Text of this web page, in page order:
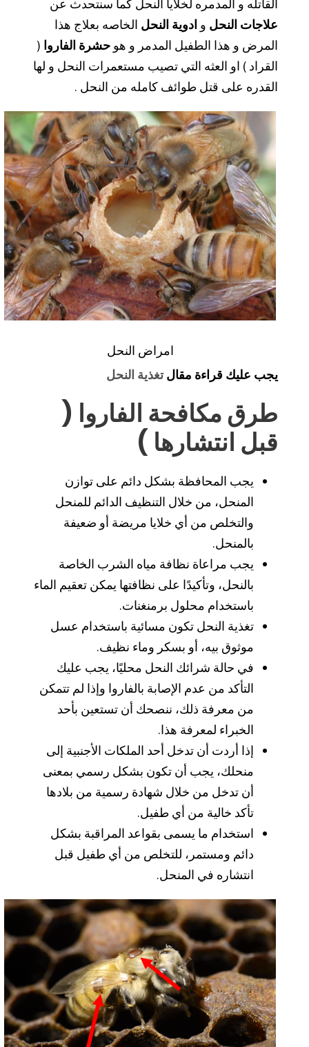
القاتله و المدمره لخلايا النحل كما سنتحدث عن
علاجات النحل و ادوية النحل الخاصه بعلاج هذا
المرض و هذا الطفيل المدمر و هو حشرة الفاروا (
القراد ) او العثه التي تصيب مستعمرات النحل و لها
القدره على قتل طوائف كامله من النحل .
امراض النحل
يجب عليك قراءة مقالتغذية النحل
طرق مكافحة الفاروا (
قبل انتشارها )
يجب المحافظة بشكل دائم على توازن
المنحل، من خلال التنظيف الدائم للمنحل
والتخلص من أي خلايا مريضة أو ضعيفة
بالمنحل.
يجب مراعاة نظافة مياه الشرب الخاصة
بالنحل، وتأكيدًا على نظافتها يمكن تعقيم الماء
باستخدام محلول برمنغنات.
تغذية النحل تكون مسائية باستخدام عسل
موثوق بيه، أو بسكر وماء نظيف.
في حالة شرائك النحل محليًا، يجب عليك
التأكد من عدم الإصابة بالفاروا وإذا لم تتمكن
من معرفة ذلك، ننصحك أن تستعين بأحد
الخبراء لمعرفة هذا.
إذا أردت أن تدخل أحد الملكات الأجنبية إلى
منحلك، يجب أن تكون بشكل رسمي بمعنى
أن تدخل من خلال شهادة رسمية من بلادها
تأكد خالية من أي طفيل.
استخدام ما يسمى بقواعد المراقبة بشكل
دائم ومستمر، للتخلص من أي طفيل قبل
انتشاره في المنحل.